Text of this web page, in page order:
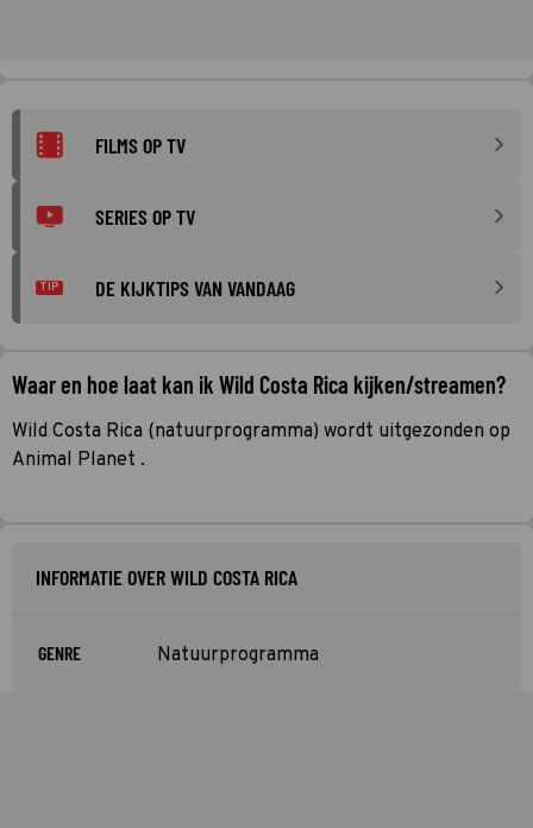
FILMS OP TV
SERIES OP TV
TIP DE KIJKTIPS VAN VANDAAG
Waar en hoe laat kan ik Wild Costa Rica kijken/streamen?
Wild Costa Rica (natuurprogramma) wordt uitgezonden op
Animal Planet .
INFORMATIE OVER WILD COSTA RICA
GENRE Natuurprogramma